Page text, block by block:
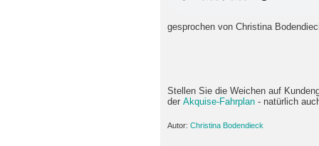
gesprochen von Christina
Stellen Sie die Weichen auf
der Akquise-Fahrplan - natürlich
Autor: Christina Bodendieck